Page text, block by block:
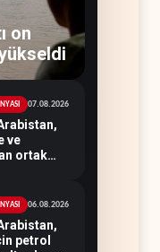
on
07.08.2026
ve
ortak
06.08.2026
petrol